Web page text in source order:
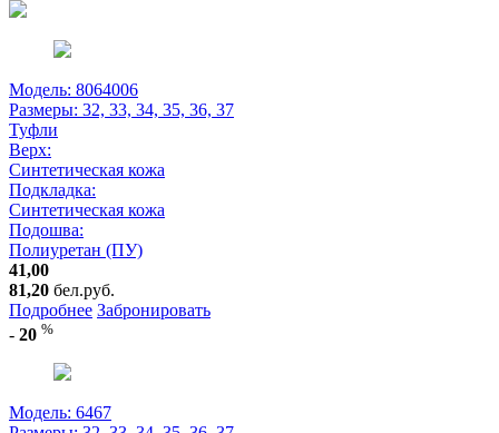
Модель: 8064006
Размеры: 32, 33, 34, 35, 36, 37
Туфли
Верх:
Синтетическая кожа
Подкладка:
Синтетическая кожа
Подошва:
Полиуретан (ПУ)
41,00
81,20 бел.руб.
Подробнее Забронировать
- 20 %
Модель: 6467